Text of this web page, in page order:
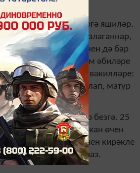
әти-әнисе белән бергә яшиләр.
зәвыкъ белән җиһазлаганнар,
өчен дә, үзләре өчен дә бар
Бабалары һәм әбиләре
туя алмый. Өч буын вәкилләре:
бер-берсен аңлап, матур
сум акча да бирделәр безгә. 25
корып, бала тапкан өчен
коляска һәм бала өчен кирәкле
алдык,-ди Гөлназ.